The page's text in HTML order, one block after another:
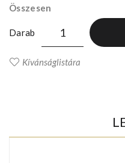
Összesen
Darab
Kívánságlistára